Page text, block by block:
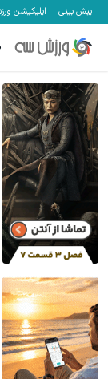
پیش بینی اپلیکیشن